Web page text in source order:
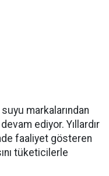
markalarından
ediyor. Yıllardır
faaliyet gösteren
tüketicilerle